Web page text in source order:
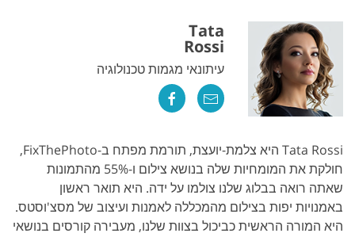
Tata
Rossi
עיתונאי מגמות טכנולוגיה
Tata Rossi היא צלמת-יועצת, תורמת מפתח ב-FixThePhoto,
חולקת את המומחיות שלה בנושא צילום ו-55% מהתמונות
שאתה רואה בבלוג שלנו צולמו על ידה. היא תואר ראשון
באמנויות יפות בצילום מהמכללה לאמנות ועיצוב של מסצ'וסטס.
היא המורה הראשית כביכול בצוות שלנו, מעבירה קורסים בנושאי